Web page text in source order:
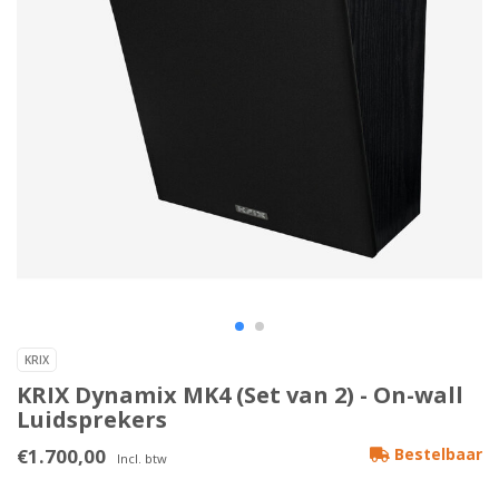
KRIX
KRIX Dynamix MK4 (Set van 2) - On-wall
Luidsprekers
€1.700,00 Incl. btw Bestelbaar